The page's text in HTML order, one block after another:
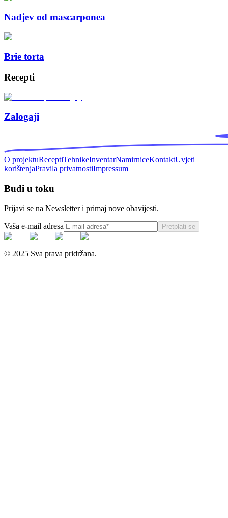
Nadjev od mascarponea
Brie torta
Recepti
Zalogaji
O projektuReceptiTehnikeInventarNamirniceKontaktUvjeti
korištenjaPravila privatnostiImpressum
Budi u toku
Prijavi se na Newsletter i primaj nove obavijesti.
Vaša e-mail adresa Pretplati se
© 2025 Sva prava pridržana.